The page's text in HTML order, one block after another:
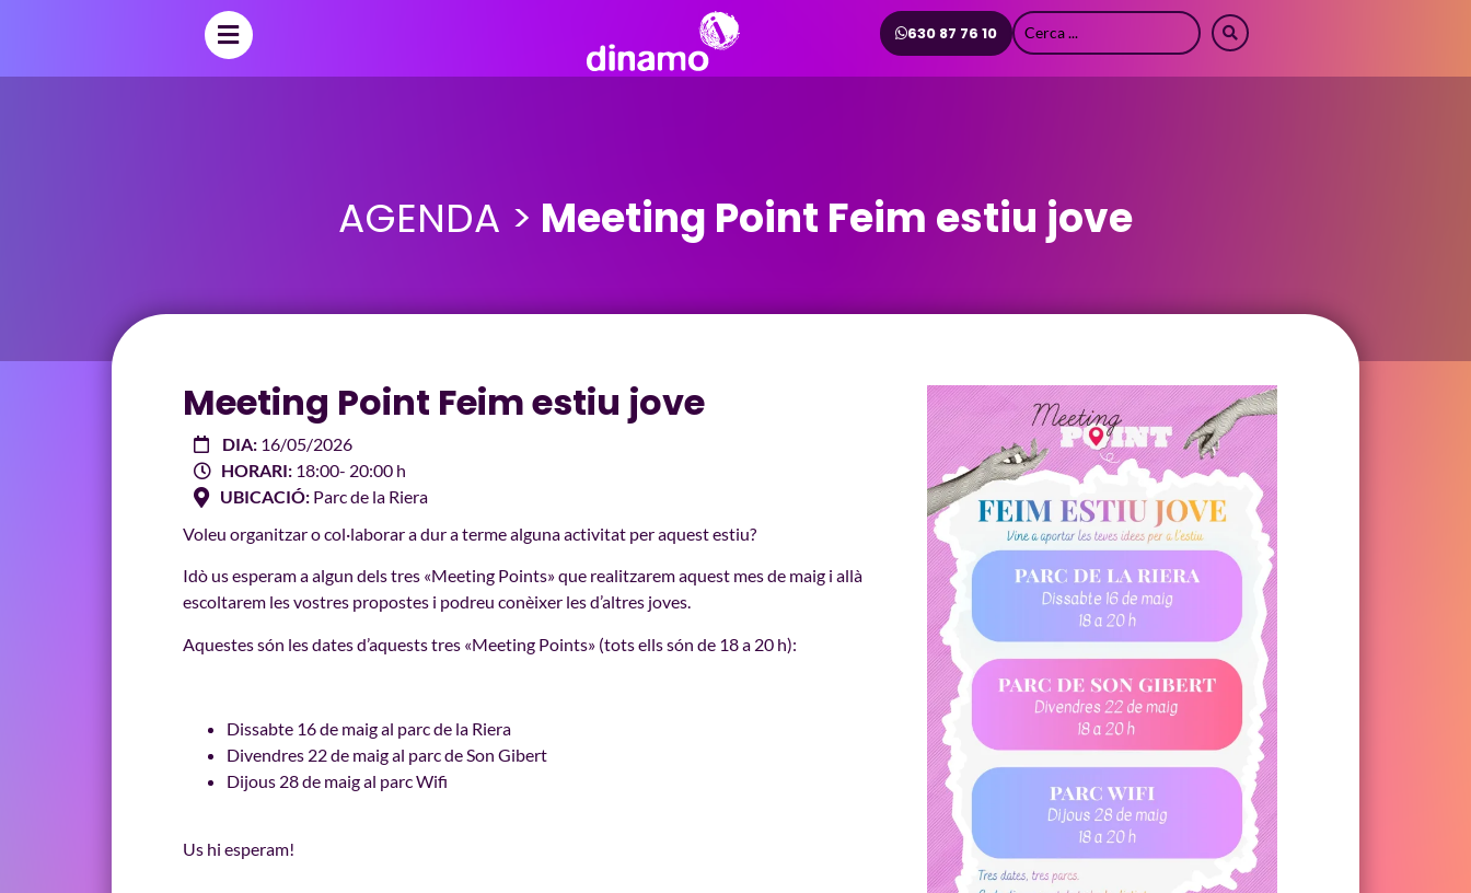
630 87 76 10
AGENDA > Meeting Point Feim estiu jove
Meeting Point Feim estiu jove
DIA: 16/05/2026
HORARI: 18:00- 20:00 h
UBICACIÓ: Parc de la Riera
Voleu organitzar o col·laborar a dur a terme alguna activitat per aquest estiu?
Idò us esperam a algun dels tres «Meeting Points» que realitzarem aquest mes de maig i allà
escoltarem les vostres propostes i podreu conèixer les d’altres joves.
Aquestes són les dates d’aquests tres «Meeting Points» (tots ells són de 18 a 20 h):
Dissabte 16 de maig al parc de la Riera
Divendres 22 de maig al parc de Son Gibert
Dijous 28 de maig al parc Wifi
Us hi esperam!